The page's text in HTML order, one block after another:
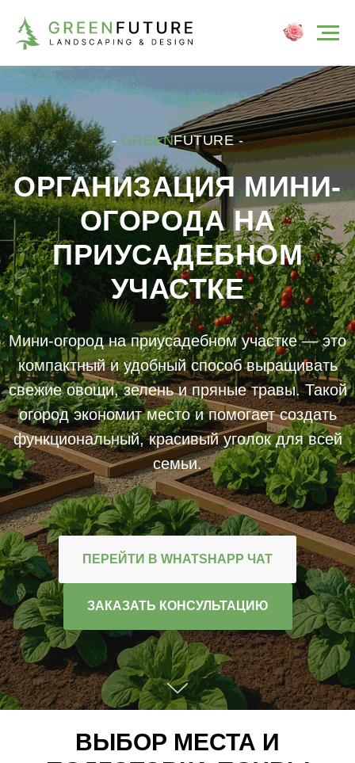
- GREENFUTURE -
ОРГАНИЗАЦИЯ МИНИ-
ОГОРОДА НА
ПРИУСАДЕБНОМ
УЧАСТКЕ
Мини-огород на приусадебном участке — это
компактный и удобный способ выращивать
свежие овощи, зелень и пряные травы. Такой
огород экономит место и помогает создать
функциональный, красивый уголок для всей
семьи.
ПЕРЕЙТИ В WHATSHAPP ЧАТ
ЗАКАЗАТЬ КОНСУЛЬТАЦИЮ
ВЫБОР МЕСТА И